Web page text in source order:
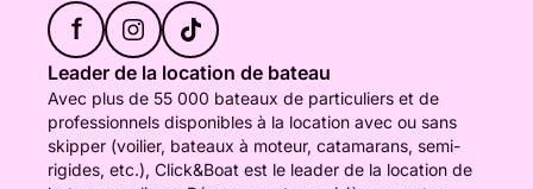
f
Leader de la location de bateau
Avec plus de 55 000 bateaux de particuliers et de
professionnels disponibles à la location avec ou sans
skipper (voilier, bateaux à moteur, catamarans, semi-
rigides, etc.), Click&Boat est le leader de la location de